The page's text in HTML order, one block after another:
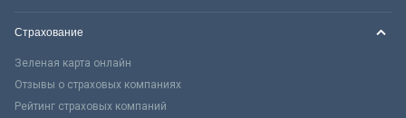
Страхование
Зеленая карта онлайн
Отзывы о страховых компаниях
Рейтинг страховых компаний